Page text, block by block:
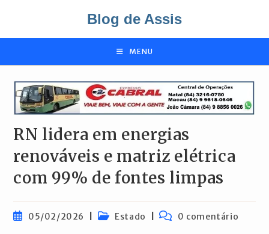
o
Blog de Assis
MENU
RN lidera em energias
renováveis e matriz elétrica
com 99% de fontes limpas
Post05/02/2026
Categoria
Estado
Comentários
0 comentário